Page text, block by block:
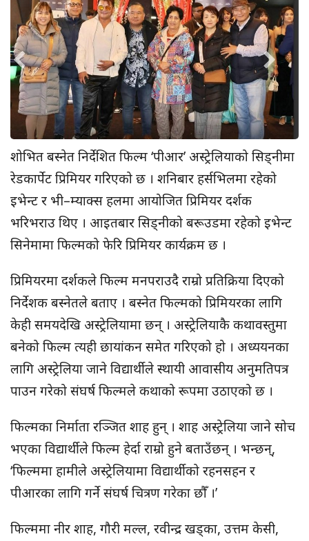
शोभित बस्नेत निर्देशित फिल्म ‘पीआर’ अस्ट्रेलियाको सिड्नीमा
रेडकार्पेट प्रिमियर गरिएको छ । शनिबार हर्सभिलमा रहेको
इभेन्ट र भी–म्याक्स हलमा आयोजित प्रिमियर दर्शक
भरिभराउ थिए । आइतबार सिड्नीको बरूउडमा रहेको इभेन्ट
सिनेमामा फिल्मको फेरि प्रिमियर कार्यक्रम छ ।
प्रिमियरमा दर्शकले फिल्म मनपराउदै राम्रो प्रतिक्रिया दिएको
निर्देशक बस्नेतले बताए । बस्नेत फिल्मको प्रिमियरका लागि
केही समयदेखि अस्ट्रेलियामा छन् । अस्ट्रेलियाकै कथावस्तुमा
बनेको फिल्म त्यही छायांकन समेत गरिएको हो । अध्ययनका
लागि अस्ट्रेलिया जाने विद्यार्थीले स्थायी आवासीय अनुमतिपत्र
पाउन गरेको संघर्ष फिल्मले कथाको रूपमा उठाएको छ ।
फिल्मका निर्माता रञ्जित शाह हुन् । शाह अस्ट्रेलिया जाने सोच
भएका विद्यार्थीले फिल्म हेर्दा राम्रो हुने बताउँछन् । भन्छन्,
‘फिल्ममा हामीले अस्ट्रेलियामा विद्यार्थीको रहनसहन र
पीआरका लागि गर्ने संघर्ष चित्रण गरेका छौँ ।’
फिल्ममा नीर शाह, गौरी मल्ल, रवीन्द्र खड्का, उत्तम केसी,